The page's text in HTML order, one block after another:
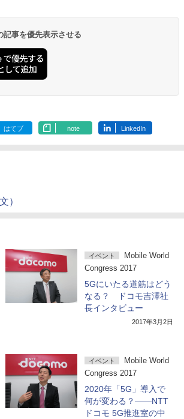
事を優先表示させる
はてブ note LinkedIn
）
イベント
Mobile World
Congress 2017
5Gにいたる道筋はどう
なる？ ドコモ吉澤社
長インタビュー
2017年3月2日
イベント
Mobile World
Congress 2017
2020年「5G」導入で
何が変わる？――NTT
ドコモ 5G推進室の中